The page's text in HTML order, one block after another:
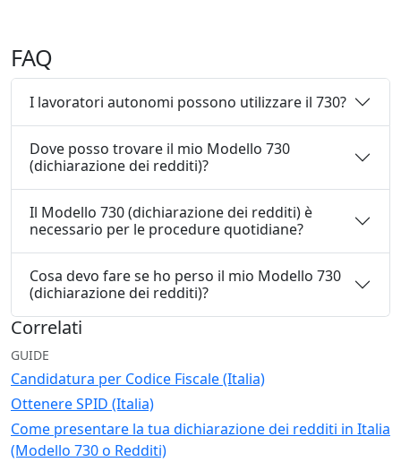
FAQ
I lavoratori autonomi possono utilizzare il 730?
Dove posso trovare il mio Modello 730
(dichiarazione dei redditi)?
Il Modello 730 (dichiarazione dei redditi) è
necessario per le procedure quotidiane?
Cosa devo fare se ho perso il mio Modello 730
(dichiarazione dei redditi)?
Correlati
GUIDE
Candidatura per Codice Fiscale (Italia)
Ottenere SPID (Italia)
Come presentare la tua dichiarazione dei redditi in Italia
(Modello 730 o Redditi)